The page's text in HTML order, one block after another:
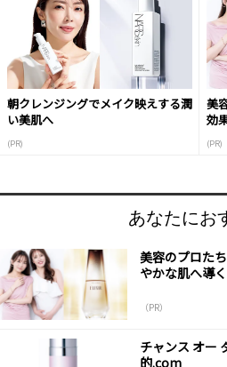
朝クレンジングでメイク映えする潤
い美肌へ
(PR)
美
効
(PR)
あなたにお
美容のプロた
やかな肌へ導
（PR）
チャンス オー
的.com